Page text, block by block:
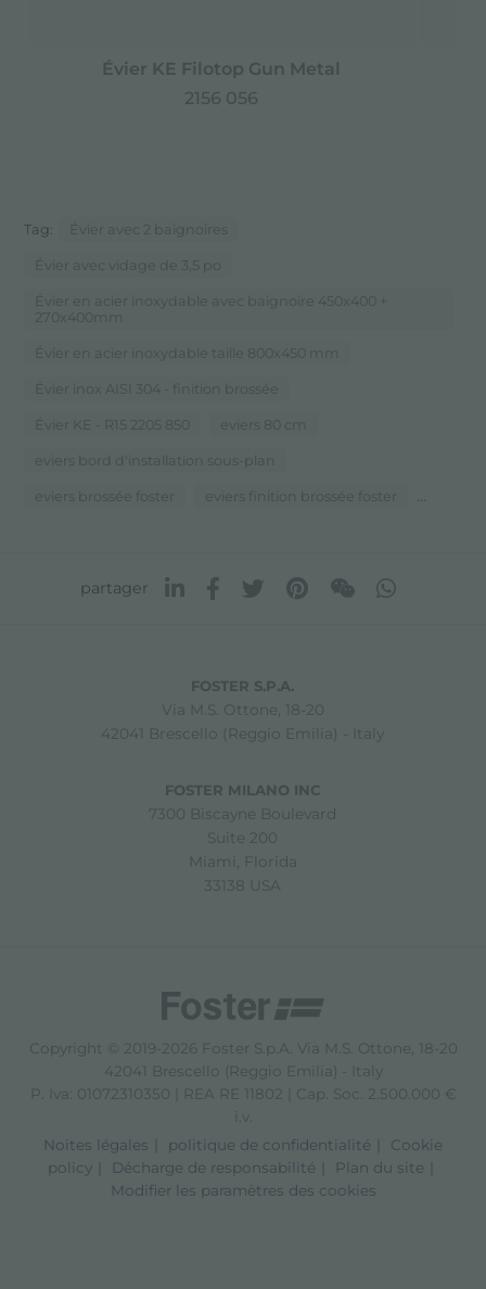
Évier KE Filotop Gun Metal
2156 056
Tag: Évier avec 2 baignoires
Évier avec vidage de 3,5 po
Évier en acier inoxydable avec baignoire 450x400 +
270x400mm
Évier en acier inoxydable taille 800x450 mm
Évier inox AISI 304 - finition brossée
Évier KE - R15 2205 850 eviers 80 cm
eviers bord d'installation sous-plan
eviers brossée foster eviers finition brossée foster ...
partager
FOSTER S.P.A.
Via M.S. Ottone, 18-20
42041 Brescello (Reggio Emilia) - Italy
FOSTER MILANO INC
7300 Biscayne Boulevard
Suite 200
Miami, Florida
33138 USA
Copyright © 2019-2026 Foster S.p.A. Via M.S. Ottone, 18-20
42041 Brescello (Reggio Emilia) - Italy
P. Iva: 01072310350 | REA RE 11802 | Cap. Soc. 2.500.000 €
i.v.
Noites légales
politique de confidentialité
Cookie
policy
Décharge de responsabilité
Plan du site
Modifier les paramètres des cookies